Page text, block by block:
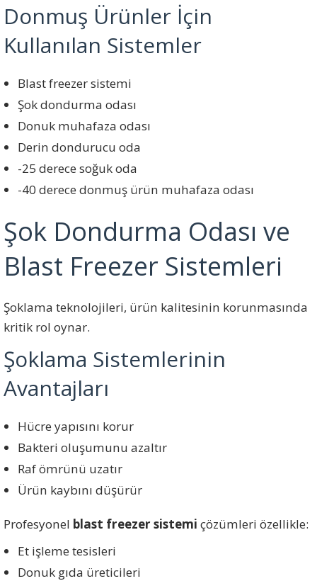
Donmuş Ürünler İçin
Kullanılan Sistemler
Blast freezer sistemi
Şok dondurma odası
Donuk muhafaza odası
Derin dondurucu oda
-25 derece soğuk oda
-40 derece donmuş ürün muhafaza odası
Şok Dondurma Odası ve
Blast Freezer Sistemleri
Şoklama teknolojileri, ürün kalitesinin korunmasında
kritik rol oynar.
Şoklama Sistemlerinin
Avantajları
Hücre yapısını korur
Bakteri oluşumunu azaltır
Raf ömrünü uzatır
Ürün kaybını düşürür
Profesyonel blast freezer sistemi çözümleri özellikle:
Et işleme tesisleri
Donuk gıda üreticileri